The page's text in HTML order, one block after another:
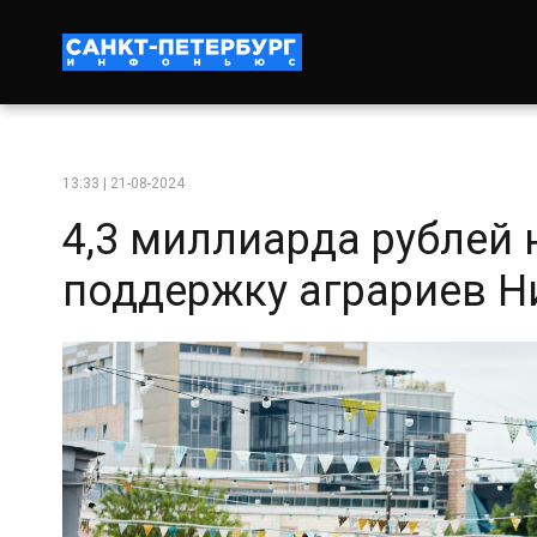
13:33 | 21-08-2024
4,3 миллиарда рублей
поддержку аграриев